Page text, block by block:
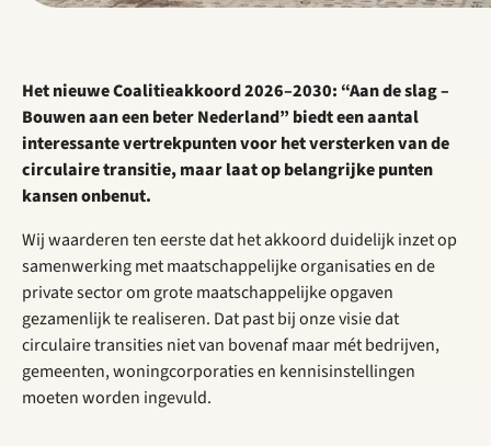
Het nieuwe Coalitieakkoord 2026–2030: “Aan de slag –
Bouwen aan een beter Nederland” biedt een aantal
interessante vertrekpunten voor het versterken van de
circulaire transitie, maar laat op belangrijke punten
kansen onbenut.
Wij waarderen ten eerste dat het akkoord duidelijk inzet op
samenwerking met maatschappelijke organisaties en de
private sector om grote maatschappelijke opgaven
gezamenlijk te realiseren. Dat past bij onze visie dat
circulaire transities niet van bovenaf maar mét bedrijven,
gemeenten, woningcorporaties en kennisinstellingen
moeten worden ingevuld.